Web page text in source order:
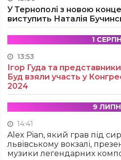
У Тернополі з новою
виступить Наталія
1
13:53
Ігор Гуда та
Буд взяли участь у
2024
9
14:41
Alex Pian, який грав під
львівському вокзалі,
музики легендарних